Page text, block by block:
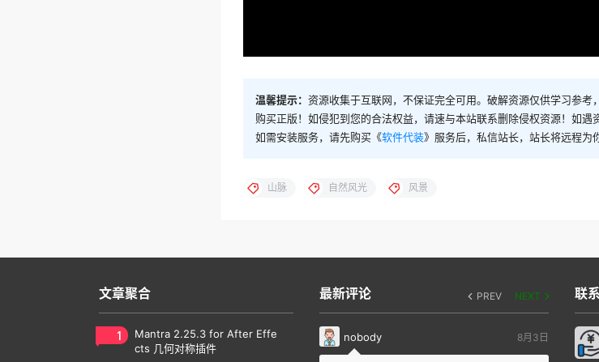
温馨提示： 资源收集于互联网，不保证完全可用。破解资源仅供学习参
购买正版！如侵犯到您的合法权益，请速与本站联系删除侵权资源！如遇
如需安装服务，请先购买《软件代装》服务后，私信站长，站长将远程为
山脉 自然风光 风景
文章聚合
1
Mantra 2.25.3 for After Effe
cts 几何对称插件
最新评论 PREV NEXT
nobody 8月3日
联